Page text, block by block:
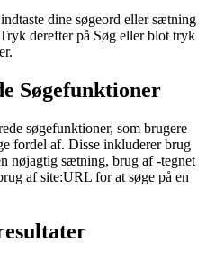
dine søgeord eller sætning
derefter på Søg eller blot tryk
Søgefunktioner
søgefunktioner, som brugere
fordel af. Disse inkluderer brug
nøjagtig sætning, brug af -tegnet
af site:URL for at søge på en